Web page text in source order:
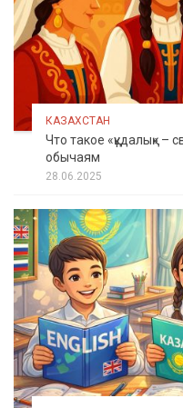
КАЗАХСТАН
Что такое «құдалық» –
обычаям
28.06.2025